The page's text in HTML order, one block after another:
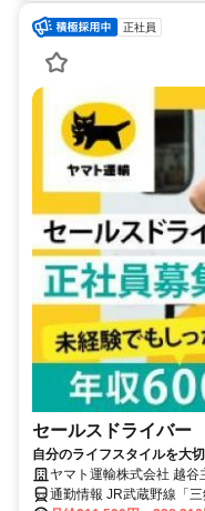
正社員
セールスドライバー
自分のライフスタイルを大
は収入も休日も充実
ヤマト運輸株式会社 越
通勤情報 JR武蔵野線「